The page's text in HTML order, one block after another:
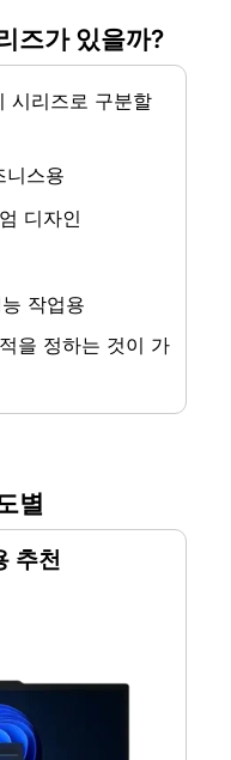
즈가 있을까?
시리즈로 구분할
니스용
디자인
작업용
을 정하는 것이 가
별
추천